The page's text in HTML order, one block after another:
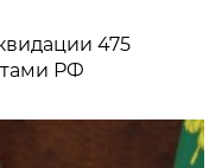
475
РФ